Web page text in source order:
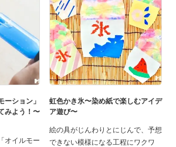
ーション」
みよう！〜
オイルモー
虹色かき氷〜染め紙で楽しむアイデ
ア遊び〜
絵の具がじんわりとにじんで、予想
できない模様になる工程にワクワ